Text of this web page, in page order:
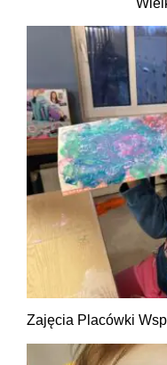
Zajęcia Placówki